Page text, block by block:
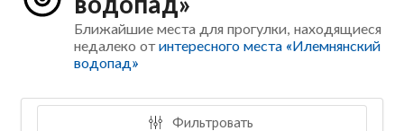
Ближайшие места для прогулки, находящиеся
недалеко отинтересного места «Илемнянский
водопад»
Фильтровать